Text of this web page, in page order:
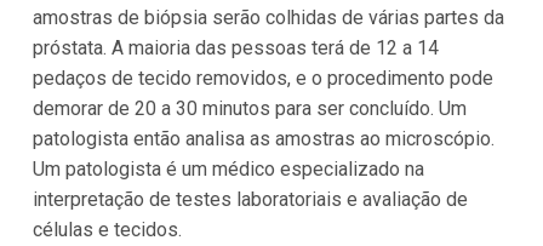
amostras de biópsia serão colhidas de várias partes da
próstata. A maioria das pessoas terá de 12 a 14
pedaços de tecido removidos, e o procedimento pode
demorar de 20 a 30 minutos para ser concluído. Um
patologista então analisa as amostras ao microscópio.
Um patologista é um médico especializado na
interpretação de testes laboratoriais e avaliação de
células e tecidos.